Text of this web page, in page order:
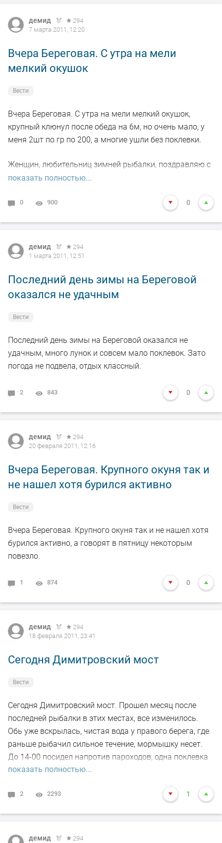
демид
294
7 марта 2011, 12:20
Вчера Береговая. С утра на мели
мелкий окушок
Вести
Вчера Береговая. С утра на мели мелкий окушок,
крупный клюнул после обеда на 6м, но очень мало, у
меня 2шт по гр по 200, а многие ушли без поклевки.
Женщин, любительниц зимней рыбалки, поздравляю с
их праздником!
показать полностью...
0 900 0
демид
294
1 марта 2011, 12:51
Последний день зимы на Береговой
оказался не удачным
Вести
Последний день зимы на Береговой оказался не
удачным, много лунок и совсем мало поклевок. Зато
погода не подвела, отдых классный.
2 843 0
демид
294
20 февраля 2011, 12:16
Вчера Береговая. Крупного окуня так и
не нашел хотя бурился активно
Вести
Вчера Береговая. Крупного окуня так и не нашел хотя
бурился активно, а говорят в пятницу некоторым
повезло.
1 874 0
демид
294
18 февраля 2011, 23:41
Сегодня Димитровский мост
Вести
Сегодня Димитровский мост. Прошел месяц после
последней рыбалки в этих местах, все изменилось.
Обь уже вскрылась, чистая вода у правого берега, где
раньше рыбачил сильное течение, мормышку несет.
До 14-00 посидел напротив пароходов, одна поклевка
окунь на 100гр и все.
показать полностью...
2 2293 1
демид
294